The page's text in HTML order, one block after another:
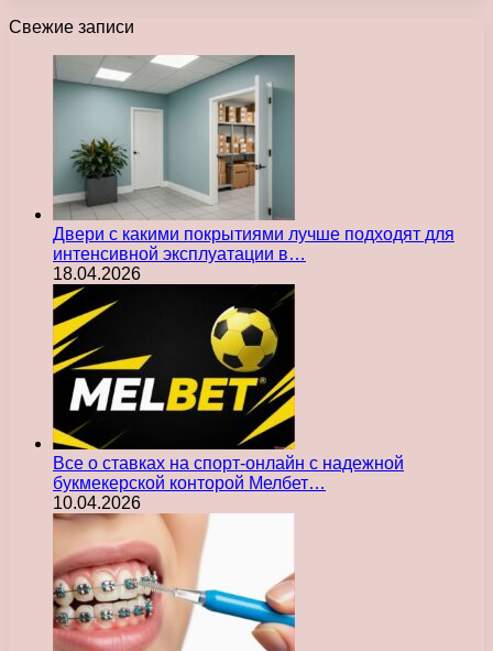
Свежие записи
Двери с какими покрытиями лучше подходят для
интенсивной эксплуатации в…
18.04.2026
Все о ставках на спорт-онлайн с надежной
букмекерской конторой Мелбет…
10.04.2026